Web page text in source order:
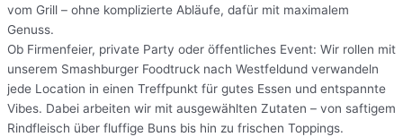
vom Grill – ohne komplizierte Abläufe, dafür mit maximalem
Genuss.
Ob Firmenfeier, private Party oder öffentliches Event: Wir rollen mit
unserem Smashburger Foodtruck nach Westfeldund verwandeln
jede Location in einen Treffpunkt für gutes Essen und entspannte
Vibes. Dabei arbeiten wir mit ausgewählten Zutaten – von saftigem
Rindfleisch über fluffige Buns bis hin zu frischen Toppings.